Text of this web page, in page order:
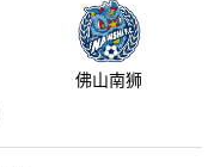
佛山南狮